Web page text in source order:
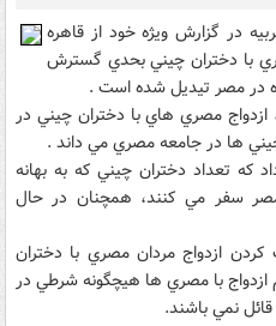
در گزارش ويژه خود از قاهره
با دختران چيني بحدي گسترش
در مصر تيديل شده است .
ازدواج مصري هاي با دختران چيني در
ها در جامعه مصري مي داند .
که تعداد دختران چيني که به بهانه
سفر مي کنند، همچنان در حال
کردن ازدواج مردان مصري با دختران
ازدواج با مصري ها هيچگونه شرطي در
نمي باشند.